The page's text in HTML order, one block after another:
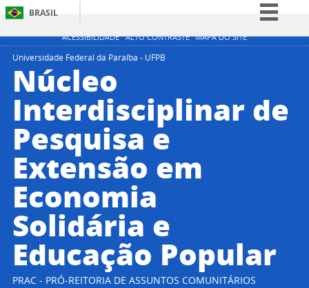
ACESSIBILIDADE ALTO CONTRASTE MAPA DO SITE
BRASIL
Simplifique!
Acesso à informação
Legislação
Universidade Federal da Paraíba - UFPB
Núcleo
Interdisciplinar de
Pesquisa e
Extensão em
Economia
Solidária e
Educação Popular
PRAC - PRÓ-REITORIA DE ASSUNTOS COMUNITÁRIOS